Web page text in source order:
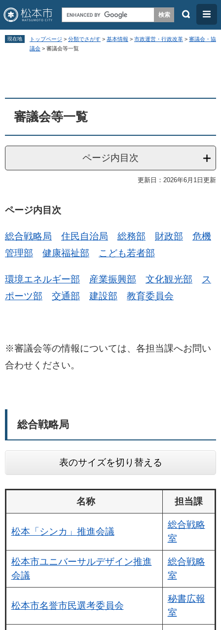
ペ
す
。
メ
し
て
検
メ
ニ
ュ
現在地 トップページ > 分類でさがす > 基本情報 > 市政運営・行政改革 > 審議会・協
議会 > 審議会等一覧
審議会等一覧
ページ内目次
更新日：2026年6月1日更新
ページ内目次
総合戦略局 住民自治局 総務部 財政部
危機
管理部
健康福祉部 こども若者部
環境エネルギー部 産業振興部 文化観光部
ス
ポーツ部
交通部 建設部 教育委員会
※審議会等の情報については、各担当課へお問い
合わせください。
総合戦略局
表のサイズを切り替える
名称 担当課
松本「シンカ」推進会議
総合戦略
室
松本市ユニバーサルデザイン推進
会議
総合戦略
室
松本市名誉市民選考委員会
秘書広報
室